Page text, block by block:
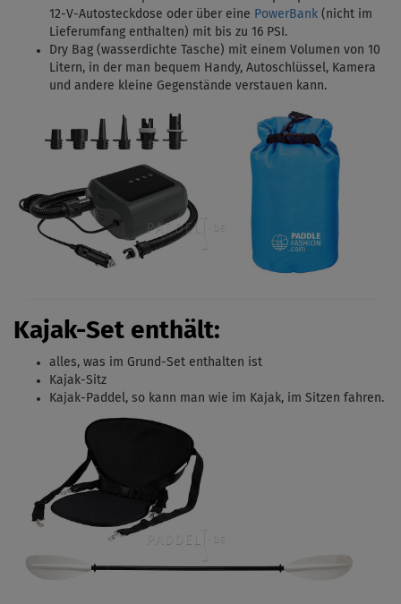
12-V-Autosteckdose oder über eine PowerBank (nicht im
Lieferumfang enthalten) mit bis zu 16 PSI.
Dry Bag (wasserdichte Tasche) mit einem Volumen von 10
Litern, in der man bequem Handy, Autoschlüssel, Kamera
und andere kleine Gegenstände verstauen kann.
Kajak-Set enthält:
alles, was im Grund-Set enthalten ist
Kajak-Sitz
Kajak-Paddel, so kann man wie im Kajak, im Sitzen fahren.